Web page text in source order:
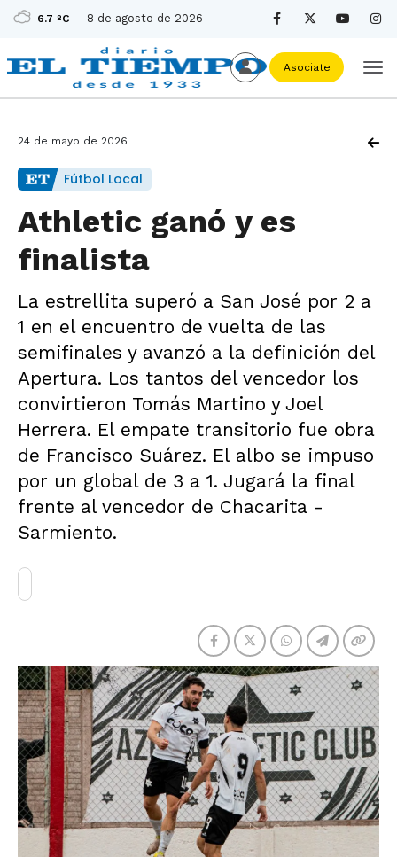
6.7 ºC 8 de agosto de 2026
Asociate
24 de mayo de 2026
Fútbol Local
Athletic ganó y es
finalista
La estrellita superó a San José por 2 a
1 en el encuentro de vuelta de las
semifinales y avanzó a la definición del
Apertura. Los tantos del vencedor los
convirtieron Tomás Martino y Joel
Herrera. El empate transitorio fue obra
de Francisco Suárez. El albo se impuso
por un global de 3 a 1. Jugará la final
frente al vencedor de Chacarita -
Sarmiento.